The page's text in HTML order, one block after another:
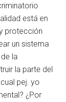
está en
protección
un sistema
la
la parte del
pej. yo
¿Por